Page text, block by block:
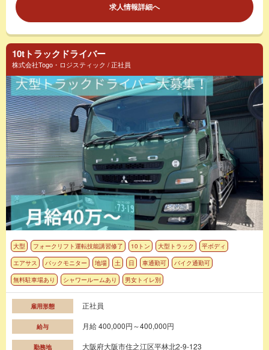
求人情報詳細へ
10tトラックドライバー
株式会社Togo・ロジスティック / 正社員
大型 フォークリフト運転技能講習修了 10トン 大型トラック
平ボディ
エアサス
バックモニター 地場 土 日 車通勤可
バイク通勤可
無料駐車場あり
シャワールームあり 男女トイレ別
雇用形態 正社員
給与 月給 400,000円～400,000円
勤務地 大阪府大阪市住之江区平林北2-9-123